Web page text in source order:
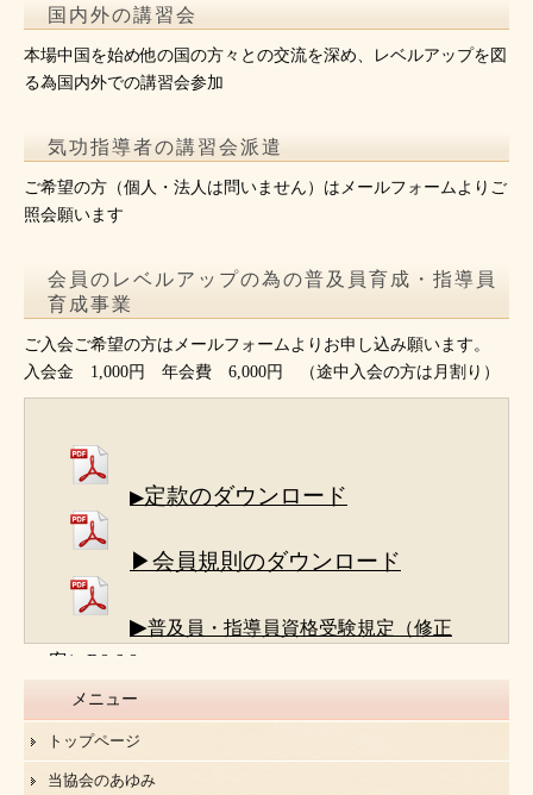
国内外の講習会
本場中国を始め他の国の方々との交流を深め、レベルアップを図
る為国内外での講習会参加
気功指導者の講習会派遣
ご希望の方（個人・法人は問いません）はメールフォームよりご
照会願います
会員のレベルアップの為の普及員育成・指導員
育成事業
ご入会ご希望の方はメールフォームよりお申し込み願います。
入会金 1,000円 年会費 6,000円 （途中入会の方は月割り）
▶定款のダウンロード
▶会員規則のダウンロード
▶普及員・指導員資格受験規定（修正
案）R8.6.8
メニュー
トップページ
当協会のあゆみ